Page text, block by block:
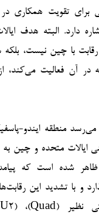
برای تقویت همکاری
دارد. البته هدف
با چین نیست،
در آن فعالیت می‌کند،
منطقه ایندو-
ایالات متحده و چین
ظاهر شده است که
و با تشدید این